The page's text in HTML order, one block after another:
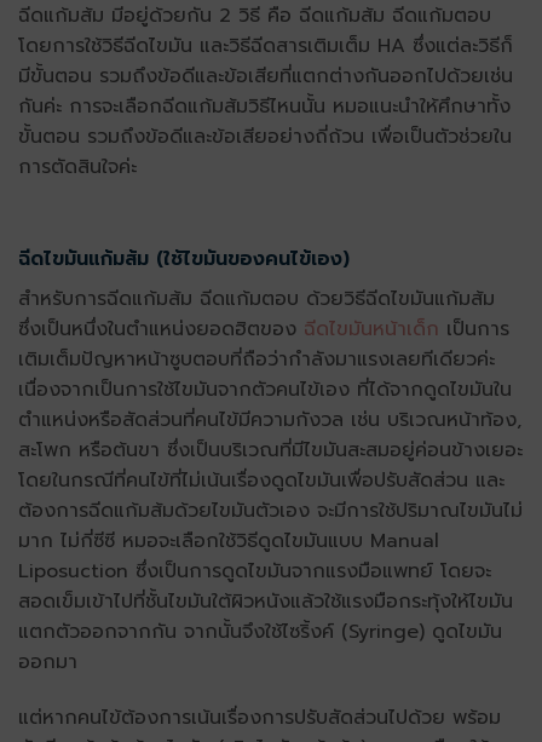
ฉีดแก้มส้ม มีอยู่ด้วยกัน 2 วิธี คือ ฉีดแก้มส้ม ฉีดแก้มตอบ
โดยการใช้วิธีฉีดไขมัน และวิธีฉีดสารเติมเต็ม HA ซึ่งแต่ละวิธีก็
มีขั้นตอน รวมถึงข้อดีและข้อเสียที่แตกต่างกันออกไปด้วยเช่น
กันค่ะ การจะเลือกฉีดแก้มส้มวิธีไหนนั้น หมอแนะนำให้ศึกษาทั้ง
ขั้นตอน รวมถึงข้อดีและข้อเสียอย่างถี่ถ้วน เพื่อเป็นตัวช่วยใน
การตัดสินใจค่ะ
ฉีดไขมันแก้มส้ม (ใช้ไขมันของคนไข้เอง)
สำหรับการฉีดแก้มส้ม ฉีดแก้มตอบ ด้วยวิธีฉีดไขมันแก้มส้ม
ซึ่งเป็นหนึ่งในตำแหน่งยอดฮิตของ ฉีดไขมันหน้าเด็ก เป็นการ
เติมเต็มปัญหาหน้าซูบตอบที่ถือว่ากำลังมาแรงเลยทีเดียวค่ะ
เนื่องจากเป็นการใช้ไขมันจากตัวคนไข้เอง ที่ได้จากดูดไขมันใน
ตำแหน่งหรือสัดส่วนที่คนไข้มีความกังวล เช่น บริเวณหน้าท้อง,
สะโพก หรือต้นขา ซึ่งเป็นบริเวณที่มีไขมันสะสมอยู่ค่อนข้างเยอะ
โดยในกรณีที่คนไข้ที่ไม่เน้นเรื่องดูดไขมันเพื่อปรับสัดส่วน และ
ต้องการฉีดแก้มส้มด้วยไขมันตัวเอง จะมีการใช้ปริมาณไขมันไม่
มาก ไม่กี่ซีซี หมอจะเลือกใช้วิธีดูดไขมันแบบ Manual
Liposuction ซึ่งเป็นการดูดไขมันจากแรงมือแพทย์ โดยจะ
สอดเข็มเข้าไปที่ชั้นไขมันใต้ผิวหนังแล้วใช้แรงมือกระทุ้งให้ไขมัน
แตกตัวออกจากกัน จากนั้นจึงใช้ไซริ้งค์ (Syringe) ดูดไขมัน
ออกมา
แต่หากคนไข้ต้องการเน้นเรื่องการปรับสัดส่วนไปด้วย พร้อม